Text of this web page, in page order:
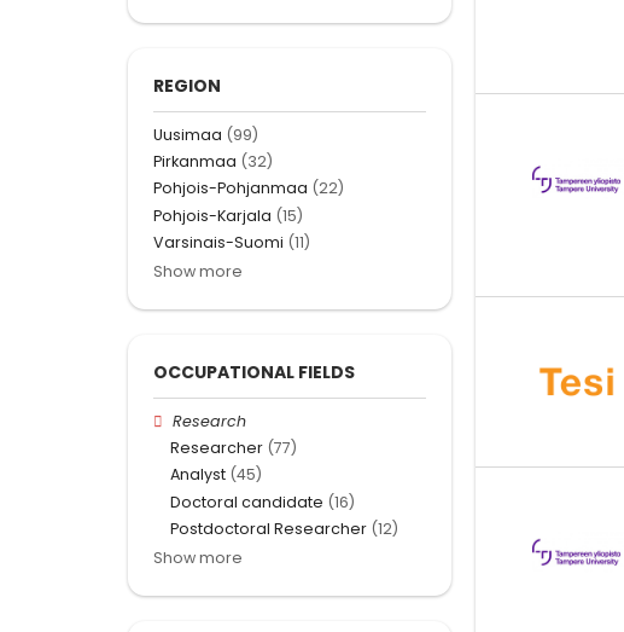
REGION
Uusimaa (99)
Pirkanmaa (32)
Pohjois-Pohjanmaa (22)
Pohjois-Karjala (15)
Varsinais-Suomi (11)
Show more
OCCUPATIONAL FIELDS
Research
Researcher (77)
Analyst (45)
Doctoral candidate (16)
Postdoctoral Researcher (12)
Show more